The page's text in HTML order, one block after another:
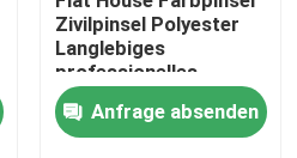
Zivilpinsel Polyester
Langlebiges
professionelles
Malwerkzeug für
Wohn- und
Gewerbeanwendungen
Anfrage absenden